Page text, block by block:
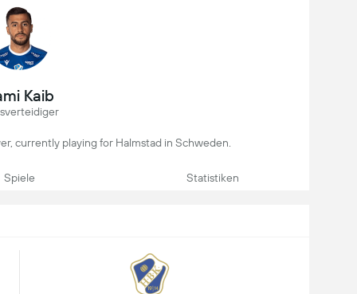
Kaib
currently playing for Halmstad in Schweden.
Spiele Statistiken